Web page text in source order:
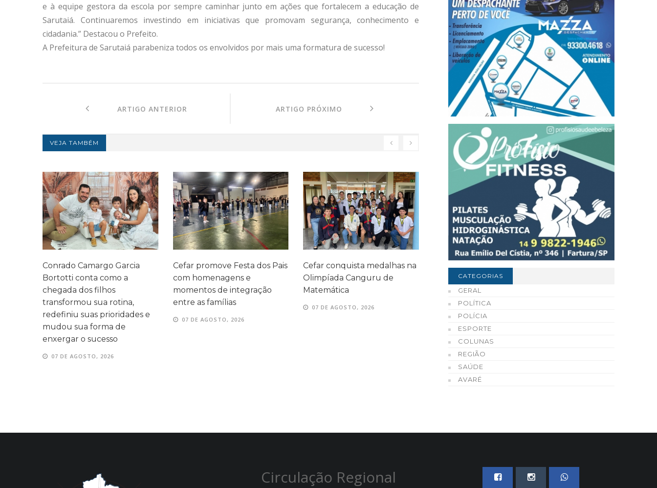
e à equipe gestora da escola por sempre caminhar junto em ações que fortalecem a educação de
Sarutaiá. Continuaremos investindo em iniciativas que promovam segurança, conhecimento e
cidadania.” Destacou o Prefeito.
A Prefeitura de Sarutaiá parabeniza todos os envolvidos por mais uma formatura de sucesso!
ARTIGO ANTERIOR ARTIGO PRÓXIMO
VEJA TAMBÉM
Conrado Camargo Garcia
Bortotti conta como a
chegada dos filhos
transformou sua rotina,
redefiniu suas prioridades e
mudou sua forma de
enxergar o sucesso
07 DE AGOSTO, 2026
Cefar promove Festa dos Pais
com homenagens e
momentos de integração
entre as famílias
07 DE AGOSTO, 2026
Cefar conquista medalhas na
Olimpíada Canguru de
Matemática
07 DE AGOSTO, 2026
e Governo de São Paulo
entregam 73 casas populares
em Tejupá
07 DE AGOSTO, 2026
CATEGORIAS
GERAL
POLÍTICA
POLÍCIA
ESPORTE
COLUNAS
REGIÃO
SAÚDE
AVARÉ
Circulação Regional